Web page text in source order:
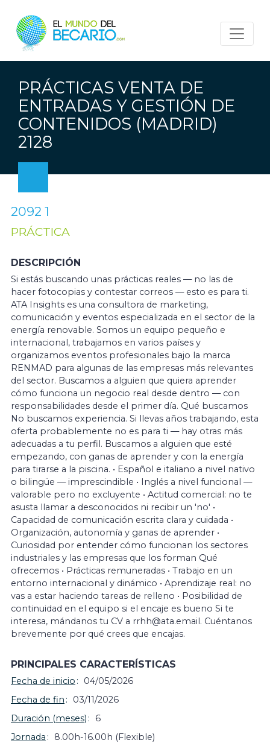
PRÁCTICAS VENTA DE
ENTRADAS Y GESTIÓN DE
CONTENIDOS (MADRID)
2128
2092 1
PRÁCTICA
DESCRIPCIÓN
Si estás buscando unas prácticas reales — no las de
hacer fotocopias y contestar correos — esto es para ti.
ATA Insights es una consultora de marketing,
comunicación y eventos especializada en el sector de la
energía renovable. Somos un equipo pequeño e
internacional, trabajamos en varios países y
organizamos eventos profesionales bajo la marca
RENMAD para algunas de las empresas más relevantes
del sector. Buscamos a alguien que quiera aprender
cómo funciona un negocio real desde dentro — con
responsabilidades desde el primer día. Qué buscamos
No buscamos experiencia. Si llevas años trabajando, esta
oferta probablemente no es para ti — hay otras más
adecuadas a tu perfil. Buscamos a alguien que esté
empezando, con ganas de aprender y con la energía
para tirarse a la piscina. • Español e italiano a nivel nativo
o bilingüe — imprescindible • Inglés a nivel funcional —
valorable pero no excluyente • Actitud comercial: no te
asusta llamar a desconocidos ni recibir un 'no' •
Capacidad de comunicación escrita clara y cuidada •
Organización, autonomía y ganas de aprender •
Curiosidad por entender cómo funcionan los sectores
industriales y las empresas que los forman Qué
ofrecemos • Prácticas remuneradas • Trabajo en un
entorno internacional y dinámico • Aprendizaje real: no
vas a estar haciendo tareas de relleno • Posibilidad de
continuidad en el equipo si el encaje es bueno Si te
interesa, mándanos tu CV a rrhh@ata.email. Cuéntanos
brevemente por qué crees que encajas.
PRINCIPALES CARACTERÍSTICAS
Fecha de inicio
04/05/2026
Fecha de fin
03/11/2026
Duración (meses)
6
Jornada
8.00h-16.00h (Flexible)